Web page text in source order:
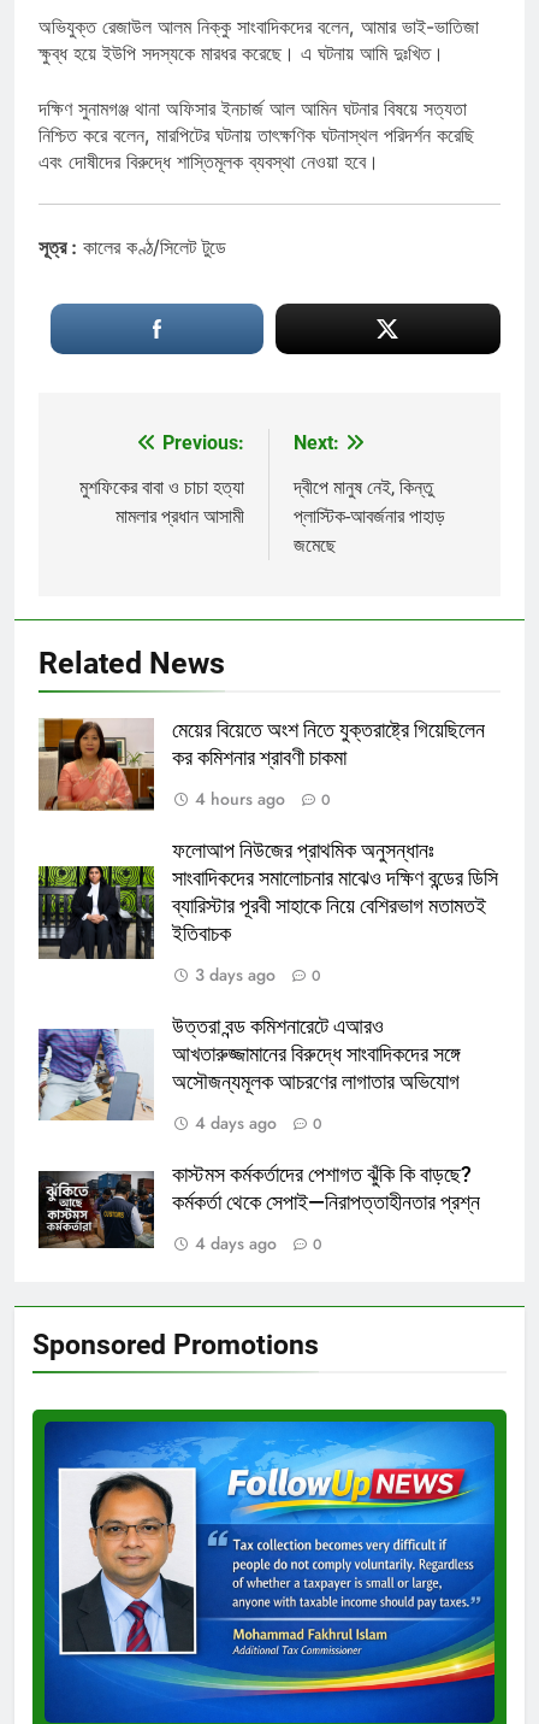
অভিযুক্ত রেজাউল আলম নিক্কু সাংবাদিকদের বলেন, আমার ভাই-ভাতিজা
ক্ষুব্ধ হয়ে ইউপি সদস্যকে মারধর করেছে। এ ঘটনায় আমি দুঃখিত।
দক্ষিণ সুনামগঞ্জ থানা অফিসার ইনচার্জ আল আমিন ঘটনার বিষয়ে সত্যতা
নিশ্চিত করে বলেন, মারপিটের ঘটনায় তাৎক্ষণিক ঘটনাস্থল পরিদর্শন করেছি
এবং দোষীদের বিরুদ্ধে শাস্তিমূলক ব্যবস্থা নেওয়া হবে।
সূত্র : কালের কণ্ঠ/সিলেট টুডে
navigation
Previous:
মুশফিকের বাবা ও চাচা হত্যা
মামলার প্রধান আসামী
Next:
দ্বীপে মানুষ নেই, কিন্তু
প্লাস্টিক-আবর্জনার পাহাড়
জমেছে
Related News
মেয়ের বিয়েতে অংশ নিতে যুক্তরাষ্ট্রে গিয়েছিলেন
কর কমিশনার শ্রাবণী চাকমা
4 hours ago
0
ফলোআপ নিউজের প্রাথমিক অনুসন্ধানঃ
সাংবাদিকদের সমালোচনার মাঝেও দক্ষিণ বন্ডের ডিসি
ব্যারিস্টার পূরবী সাহাকে নিয়ে বেশিরভাগ মতামতই
ইতিবাচক
3 days ago
0
উত্তরা বন্ড কমিশনারেটে এআরও
আখতারুজ্জামানের বিরুদ্ধে সাংবাদিকদের সঙ্গে
অসৌজন্যমূলক আচরণের লাগাতার অভিযোগ
4 days ago
0
কাস্টমস কর্মকর্তাদের পেশাগত ঝুঁকি কি বাড়ছে?
কর্মকর্তা থেকে সেপাই—নিরাপত্তাহীনতার প্রশ্ন
4 days ago
0
Sponsored Promotions
Ad
3